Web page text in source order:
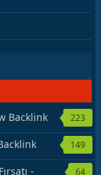
Backlink
223
149
-
64